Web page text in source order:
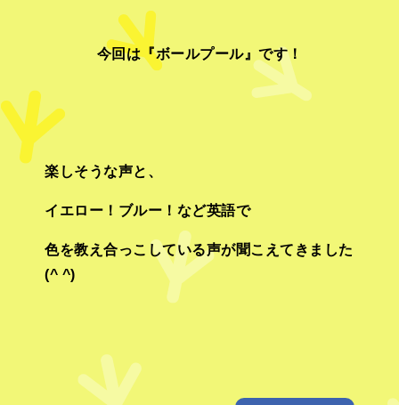
今回は『ボールプール』です！
楽しそうな声と、
イエロー！ブルー！など英語で
色を教え合っこしている声が聞こえてきました
(^ ^)